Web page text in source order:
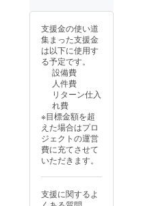
負担に
なりま
す。 ・
有効期
間は、
令和7年
7月1日
～令和8
年3月31
日で
す。
いない
なりま
す。 ・
備品な
どを壊
した場
合には
弁償し
ます。
また、
使った
ものの
片付け
や清掃
ご協力
を現地
催しま
す。 ③
注意事
項： ・
開催日
や開催
時間
師との
相談に
よって
決めさ
せて頂
きま
有効回
支援金の使い道
集まった支援金
は以下に使用す
る予定です。
設備費
人件費
リターン仕入
れ費
※目標金額を超
えた場合はプロ
ジェクトの運営
費に充てさせて
いただきます。
支援に関するよ